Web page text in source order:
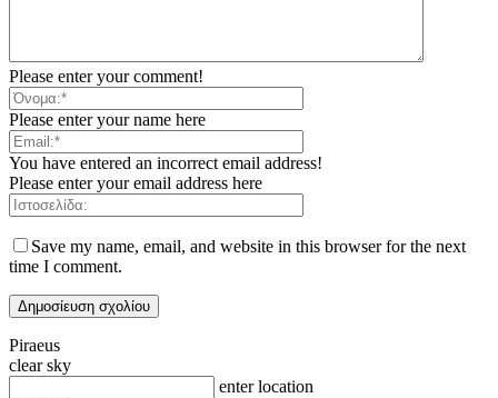
Please enter your comment!
Please enter your name here
You have entered an incorrect email address!
Please enter your email address here
Save my name, email, and website in this browser for the next
time I comment.
Piraeus
clear sky
enter location